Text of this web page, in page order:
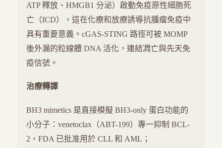
ATP 釋放、HMGB1 分泌）啟動免疫原性細胞死
亡（ICD），這在化療和放療誘導抗腫瘤免疫中
具有重要意義。cGAS-STING 路徑可被 MOMP
後外漏的粒線體 DNA 活化，連結凋亡與先天免
疫信號。
治療轉譯
BH3 mimetics 是直接模擬 BH3-only 蛋白功能的
小分子：venetoclax（ABT-199）專一抑制 BCL-
2，FDA 已批准用於 CLL 和 AML；